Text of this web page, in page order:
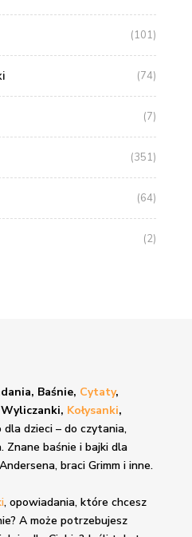
(101)
(74)
(7)
(351)
(64)
(2)
Baśnie, Cytaty,
Kołysanki,
dzieci – do czytania,
Znane baśnie i bajkidla
braci Grimm i inne.
, opowiadania, które chcesz
A może potrzebujesz